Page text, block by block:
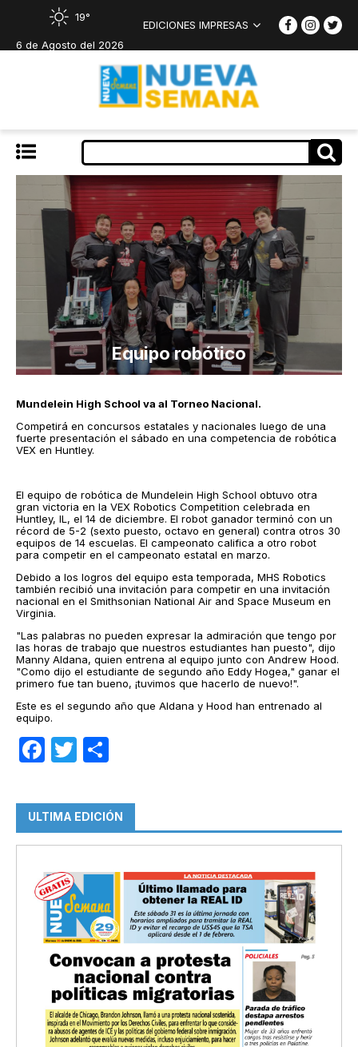
19°
6 de Agosto del 2026
EDICIONES IMPRESAS
Equipo robótico
Mundelein High School va al Torneo Nacional.
Competirá en concursos estatales y nacionales luego de una
fuerte presentación el sábado en una competencia de robótica
VEX en Huntley.
El equipo de robótica de Mundelein High School obtuvo otra
gran victoria en la VEX Robotics Competition celebrada en
Huntley, IL, el 14 de diciembre. El robot ganador terminó con un
récord de 5-2 (sexto puesto, octavo en general) contra otros 30
equipos de 14 escuelas. El campeonato califica a otro robot
para competir en el campeonato estatal en marzo.
Debido a los logros del equipo esta temporada, MHS Robotics
también recibió una invitación para competir en una invitación
nacional en el Smithsonian National Air and Space Museum en
Virginia.
"Las palabras no pueden expresar la admiración que tengo por
las horas de trabajo que nuestros estudiantes han puesto", dijo
Manny Aldana, quien entrena al equipo junto con Andrew Hood.
"Como dijo el estudiante de segundo año Eddy Hogea," ganar el
primero fue tan bueno, ¡tuvimos que hacerlo de nuevo!".
Este es el segundo año que Aldana y Hood han entrenado al
equipo.
Facebook
Twitter
ULTIMA EDICIÓN